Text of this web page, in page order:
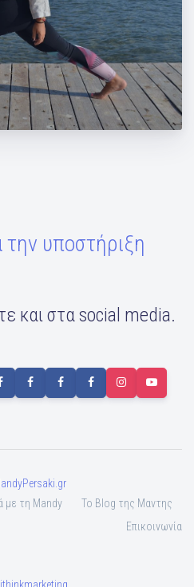
στο Grand Resort
την υποστήριξη
και στα social media.
με τη Mandy
To Blog της Μαντης
Επικοινωνία
ithinkmarketing